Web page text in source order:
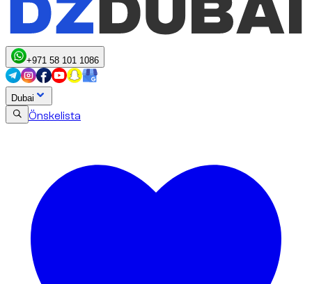
+971 58 101 1086
Dubai
Önskelista